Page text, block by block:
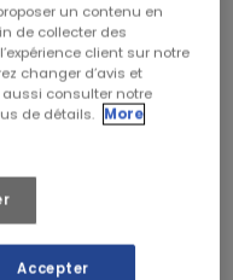
un contenu en
de collecter des
client sur notre
changer d’avis et
aussi consulter notre
de détails. More
Accepter